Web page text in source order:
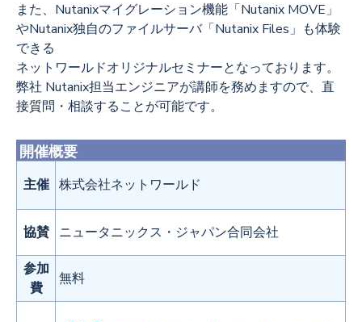
また、Nutanixマイグレーション機能「Nutanix MOVE」
やNutanix独自のファイルサーバ「Nutanix Files」も体験
できる
ネットワールドオリジナルセミナーとなっております。
弊社 Nutanix担当エンジニアが講師を務めますので、直
接質問・相談することが可能です。
開催概要
主催 株式会社ネットワールド
協賛 ニュータニックス・ジャパン合同会社
参加
費
無料